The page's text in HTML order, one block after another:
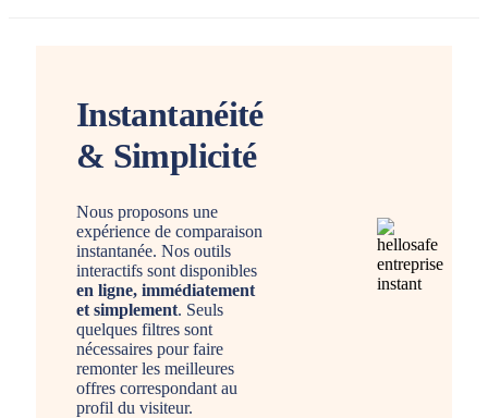
Instantanéité
& Simplicité
Nous proposons une
expérience de comparaison
instantanée. Nos outils
interactifs sont disponibles
en ligne, immédiatement
et simplement. Seuls
quelques filtres sont
nécessaires pour faire
remonter les meilleures
offres correspondant au
profil du visiteur.